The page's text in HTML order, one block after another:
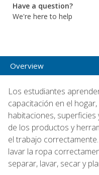
Have a question?
We're here to help
Overview
Los estudiantes
capacitación en el
habitaciones,
de los productos y
el trabajo
lavar la ropa
separar, lavar, secar y